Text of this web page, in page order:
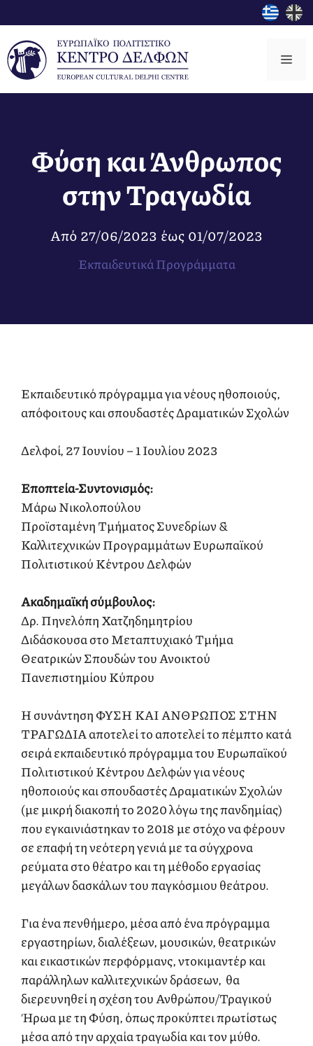
σε
περιεχόμενο
Φύση και Άνθρωπος
στην Τραγωδία
Από 27/06/2023 έως 01/07/2023
Εκπαιδευτικά Προγράμματα
Εκπαιδευτικό πρόγραμμα για νέους ηθοποιούς,
απόφοιτους και σπουδαστές Δραματικών Σχολών
Δελφοί, 27 Ιουνίου – 1 Ιουλίου 2023
Εποπτεία-Συντονισμός:
Μάρω Νικολοπούλου
Προϊσταμένη Τμήματος Συνεδρίων &
Καλλιτεχνικών Προγραμμάτων Ευρωπαϊκού
Πολιτιστικού Κέντρου Δελφών
Ακαδημαϊκή σύμβουλος:
Δρ. Πηνελόπη Χατζηδημητρίου
Διδάσκουσα στο Μεταπτυχιακό Τμήμα
Θεατρικών Σπουδών του Ανοικτού
Πανεπιστημίου Κύπρου
Η συνάντηση ΦΥΣΗ ΚΑΙ ΑΝΘΡΩΠΟΣ ΣΤΗΝ
ΤΡΑΓΩΔΙΑ αποτελεί το αποτελεί το πέμπτο κατά
σειρά εκπαιδευτικό πρόγραμμα του Ευρωπαϊκού
Πολιτιστικού Κέντρου Δελφών για νέους
ηθοποιούς και σπουδαστές Δραματικών Σχολών
(με μικρή διακοπή το 2020 λόγω της πανδημίας)
που εγκαινιάστηκαν το 2018 με στόχο να φέρουν
σε επαφή τη νεότερη γενιά με τα σύγχρονα
ρεύματα στο θέατρο και τη μέθοδο εργασίας
μεγάλων δασκάλων του παγκόσμιου θεάτρου.
Για ένα πενθήμερο, μέσα από ένα πρόγραμμα
εργαστηρίων, διαλέξεων, μουσικών, θεατρικών
και εικαστικών περφόρμανς, ντοκιμαντέρ και
παράλληλων καλλιτεχνικών δράσεων, θα
διερευνηθεί η σχέση του Ανθρώπου/Τραγικού
Ήρωα με τη Φύση, όπως προκύπτει πρωτίστως
μέσα από την αρχαία τραγωδία και τον μύθο.